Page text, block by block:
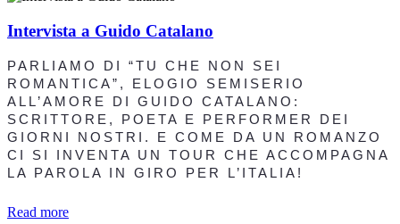
Intervista a Guido Catalano
PARLIAMO DI “TU CHE NON SEI
ROMANTICA”, ELOGIO SEMISERIO
ALL’AMORE DI GUIDO CATALANO:
SCRITTORE, POETA E PERFORMER DEI
GIORNI NOSTRI. E COME DA UN ROMANZO
CI SI INVENTA UN TOUR CHE ACCOMPAGNA
LA PAROLA IN GIRO PER L’ITALIA!
Read more